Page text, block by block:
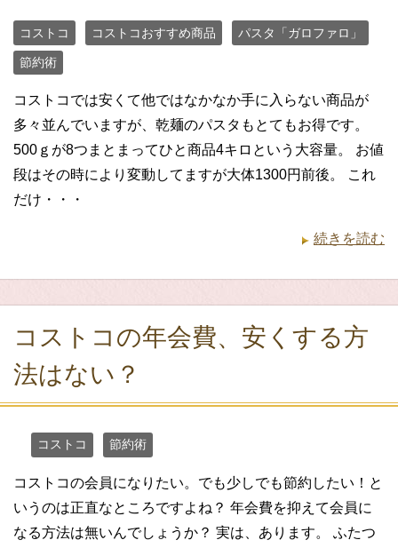
コストコ コストコおすすめ商品 パスタ「ガロファロ」
節約術
コストコでは安くて他ではなかなか手に入らない商品が
多々並んでいますが、乾麺のパスタもとてもお得です。
500ｇが8つまとまってひと商品4キロという大容量。 お値
段はその時により変動してますが大体1300円前後。 これ
だけ・・・
続きを読む
コストコの年会費、安くする方
法はない？
コストコ 節約術
コストコの会員になりたい。でも少しでも節約したい！と
いうのは正直なところですよね？ 年会費を抑えて会員に
なる方法は無いんでしょうか？ 実は、あります。 ふたつ